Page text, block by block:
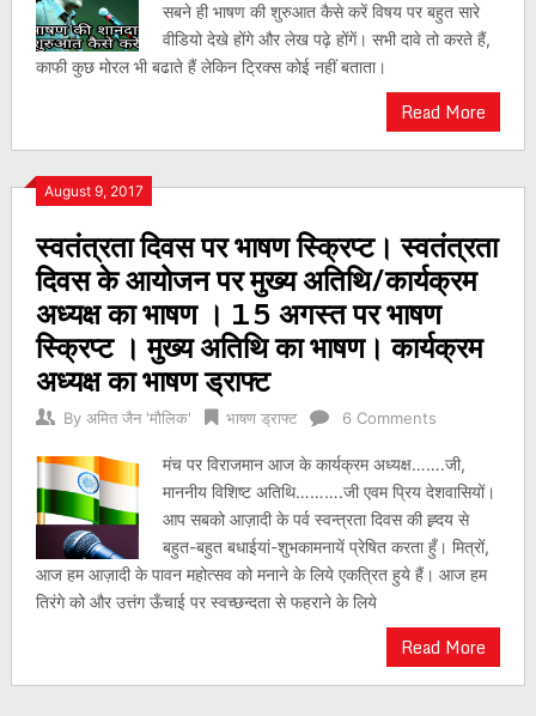
सबने ही भाषण की शुरुआत कैसे करें विषय पर बहुत सारे
वीडियो देखे होंगे और लेख पढ़े होंगें। सभी दावे तो करते हैं,
काफी कुछ मोरल भी बढाते हैं लेकिन ट्रिक्स कोई नहीं बताता।
Read More
August 9, 2017
स्वतंत्रता दिवस पर भाषण स्क्रिप्ट। स्वतंत्रता
दिवस के आयोजन पर मुख्य अतिथि/कार्यक्रम
अध्यक्ष का भाषण । 15 अगस्त पर भाषण
स्क्रिप्ट । मुख्य अतिथि का भाषण। कार्यक्रम
अध्यक्ष का भाषण ड्राफ्ट
By अमित जैन 'मौलिक' भाषण ड्राफ्ट 6 Comments
मंच पर विराजमान आज के कार्यक्रम अध्यक्ष…….जी,
माननीय विशिष्ट अतिथि……….जी एवम प्रिय देशवासियों।
आप सबको आज़ादी के पर्व स्वन्त्रता दिवस की ह्र्दय से
बहुत-बहुत बधाईयां-शुभकामनायें प्रेषित करता हुँ। मित्रों,
आज हम आज़ादी के पावन महोत्सव को मनाने के लिये एकत्रित हुये हैं। आज हम
तिरंगे को और उत्तंग ऊँचाई पर स्वच्छन्दता से फहराने के लिये
Read More